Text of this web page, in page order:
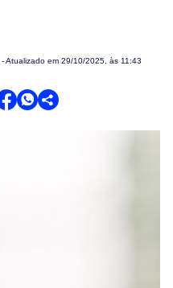
- Atualizado em 29/10/2025, às 11:43